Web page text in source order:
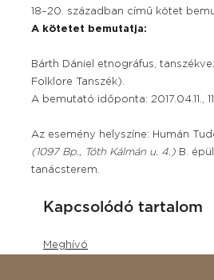
18–20. században című kötet
A kötetet bemutatja:
Bárth Dániel etnográfus,
Folklore Tanszék).
A bemutató időponta: 2017.04.11.,
Az esemény helyszíne: Humán
(1097 Bp., Tóth Kálmán u. 4.) B.
tanácsterem.
Kapcsolódó tartalom
Meghívó